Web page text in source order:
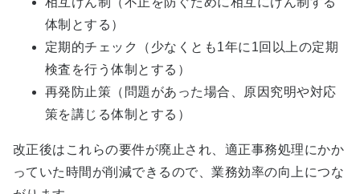
体制とする）
定期的チェック（少なくとも1年に1回以上の定期
検査を行う体制とする）
再発防止策（問題があった場合、原因究明や対応
策を講じる体制とする）
改正後はこれらの要件が廃止され、適正事務処理にかか
っていた時間が削減できるので、業務効率の向上につな